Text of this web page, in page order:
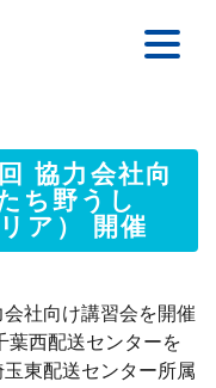
協力会社向
ち野うし
ア） 開催
社向け講習会を開催
葉西配送センターを
東配送センター所属